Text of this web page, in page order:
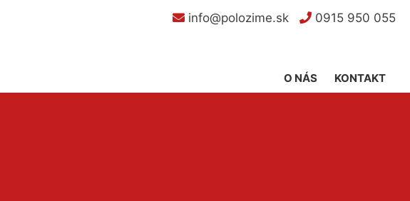
info@polozime.sk 0915 950 055
KONTAKT
O NÁS